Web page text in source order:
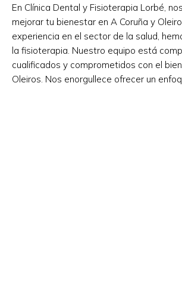
En Clínica Dental y Fisioterapia Lorbé,
mejorar tu bienestar en A Coruña y
experiencia en el sector de la salud,
la fisioterapia. Nuestro equipo está
cualificados y comprometidos con el
Oleiros. Nos enorgullece ofrecer un